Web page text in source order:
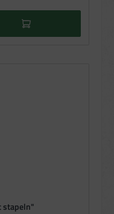
benutze die Schaltflächen um die Anzahl zu
stapeln"